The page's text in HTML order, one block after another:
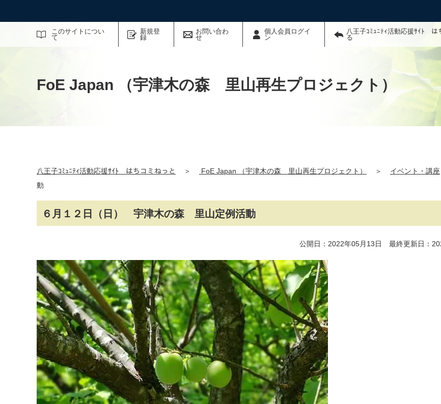
このサイトについ
て
新規登
録
お問い合わ
せ
個人会員ログイ
ン
八王子ｺﾐｭﾆﾃｨ活動応援ｻｲﾄ は
る
サイト内検索
FoE Japan （宇津木の森 里山再生プロジェクト）
八王子ｺﾐｭﾆﾃｨ活動応援ｻｲﾄ はちコミねっと ＞ FoE Japan （宇津木の森 里山再生プロジェクト） ＞ イベント・講座
動
６月１２日（日） 宇津木の森 里山定例活動
公開日：2022年05月13日 最終更新日：
マイメディア検索